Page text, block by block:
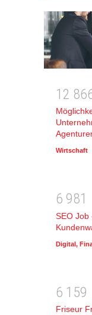
1 2 86
Wirtschaft
6 981
SEO Job
Digital,
6 1 59
Friseur